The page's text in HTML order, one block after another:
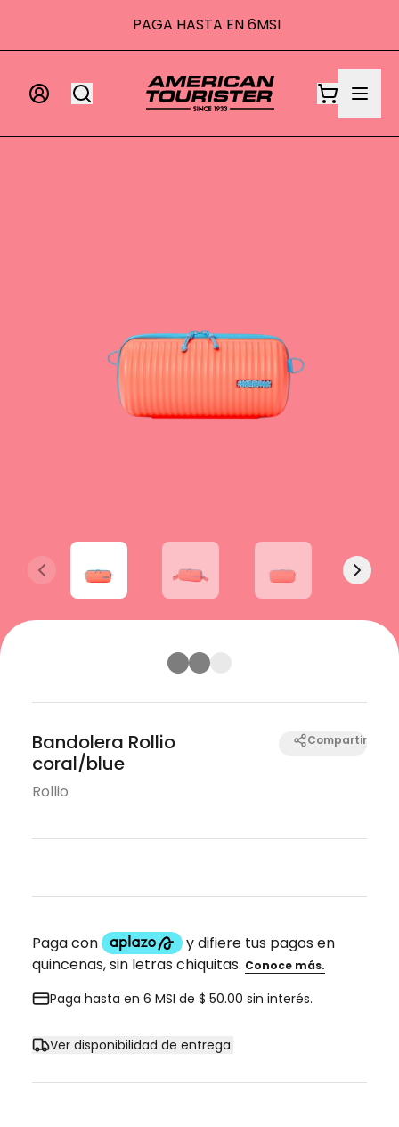
PAGA HASTA EN 6MSI
Previous slide Next
Bandolera Rollio
coral/blue
Rollio
Compartir
Paga hasta en 6 MSI de $ 50.00 sin interés.
Ver disponibilidad de entrega.